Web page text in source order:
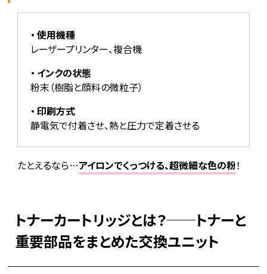
使用機種
レーザープリンター、複合機
インクの状態
粉末（樹脂と顔料の微粒子）
印刷方式
静電気で付着させ、熱と圧力で定着させる
たとえるなら…アイロンでくっつける、超微細な色の粉！
トナーカートリッジとは？──トナーと
重要部品をまとめた交換ユニット